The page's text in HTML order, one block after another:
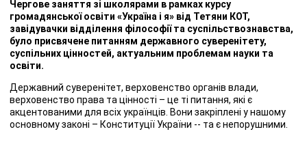
Чергове заняття зі школярами в рамках курсу
громадянської освіти «Україна і я» від Тетяни КОТ,
завідувачки відділення філософії та суспільствознавства,
було присвячене питанням державного суверенітету,
суспільних цінностей, актуальним проблемам науки та
освіти.
Державний суверенітет, верховенство органів влади,
верховенство права та цінності – це ті питання, які є
акцентованими для всіх українців. Вони закріплені у нашому
основному законі – Конституції України -- та є непорушними.